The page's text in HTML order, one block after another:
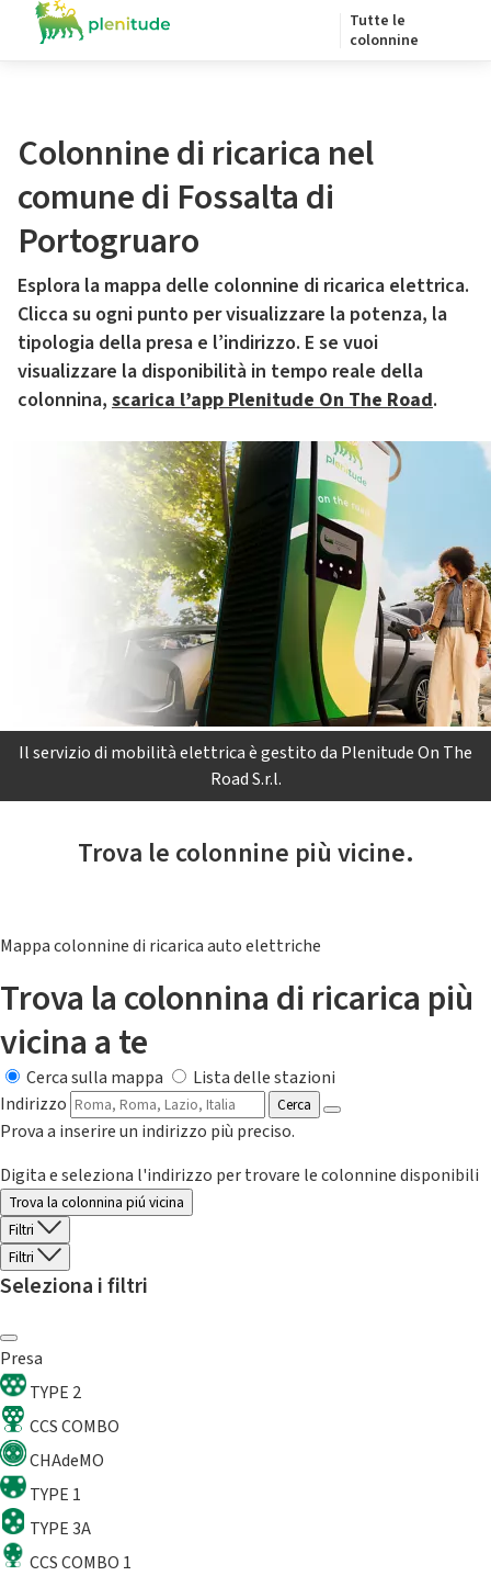
Tutte le
colonnine
Colonnine di ricarica nel
comune di Fossalta di
Portogruaro
Esplora la mappa delle colonnine di ricarica elettrica.
Clicca su ogni punto per visualizzare la potenza, la
tipologia della presa e l’indirizzo. E se vuoi
visualizzare la disponibilità in tempo reale della
colonnina, scarica l’app Plenitude On The Road.
Il servizio di mobilità elettrica è gestito da Plenitude On The
Road S.r.l.
Trova le colonnine più vicine.
Mappa colonnine di ricarica auto elettriche
Trova la colonnina di ricarica più
vicina a te
Cerca sulla mappa
Lista delle stazioni
Indirizzo
Cerca
Prova a inserire un indirizzo più preciso.
Digita e seleziona l'indirizzo per trovare le colonnine disponibili
Trova la colonnina piú vicina
Filtri
Filtri
Seleziona i filtri
Presa
TYPE 2
CCS COMBO
CHAdeMO
TYPE 1
TYPE 3A
CCS COMBO 1